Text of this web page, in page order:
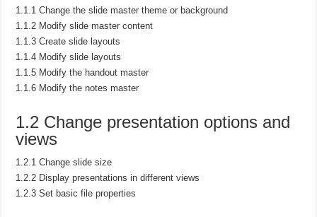
1.1.1 Change the slide master theme or background
1.1.2 Modify slide master content
1.1.3 Create slide layouts
1.1.4 Modify slide layouts
1.1.5 Modify the handout master
1.1.6 Modify the notes master
1.2 Change presentation options and
views
1.2.1 Change slide size
1.2.2 Display presentations in different views
1.2.3 Set basic file properties